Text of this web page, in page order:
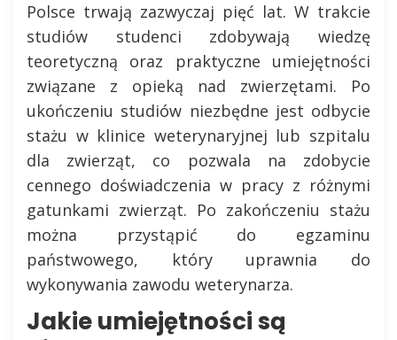
Polsce trwają zazwyczaj pięć lat. W trakcie
studiów studenci zdobywają wiedzę
teoretyczną oraz praktyczne umiejętności
związane z opieką nad zwierzętami. Po
ukończeniu studiów niezbędne jest odbycie
stażu w klinice weterynaryjnej lub szpitalu
dla zwierząt, co pozwala na zdobycie
cennego doświadczenia w pracy z różnymi
gatunkami zwierząt. Po zakończeniu stażu
można przystąpić do egzaminu
państwowego, który uprawnia do
wykonywania zawodu weterynarza.
Jakie umiejętności są